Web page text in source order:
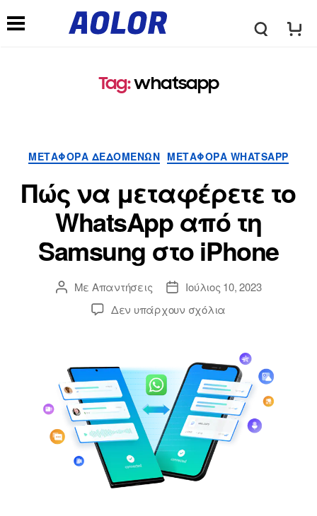
Λ
ό
τ
υ
π
A
o
l
Tag:whatsapp
ΜΕΤΑΦΟΡΆ ΔΕΔΟΜΈΝΩΝ ΜΕΤΑΦΟΡΆ WHATSAPP
Πώς να μεταφέρετε το
WhatsApp από τη
Samsung στο iPhone
Με Απαντήσεις
Ιούλιος 10, 2023
Δεν υπάρχουν σχόλια